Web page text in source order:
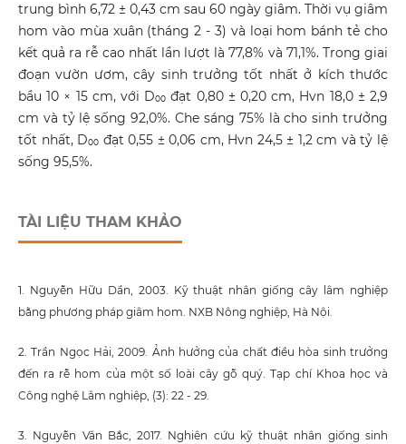
trung bình 6,72 ± 0,43 cm sau 60 ngày giâm. Thời vụ giâm
hom vào mùa xuân (tháng 2 - 3) và loại hom bánh tẻ cho
kết quả ra rễ cao nhất lần lượt là 77,8% và 71,1%. Trong giai
đoạn vườn ươm, cây sinh trưởng tốt nhất ở kích thước
bầu 10 × 15 cm, với D₀₀ đạt 0,80 ± 0,20 cm, Hvn 18,0 ± 2,9
cm và tỷ lệ sống 92,0%. Che sáng 75% là cho sinh trưởng
tốt nhất, D₀₀ đạt 0,55 ± 0,06 cm, Hvn 24,5 ± 1,2 cm và tỷ lệ
sống 95,5%.
TÀI LIỆU THAM KHẢO
1. Nguyễn Hữu Dần, 2003. Kỹ thuật nhân giống cây lâm nghiệp
bằng phương pháp giâm hom. NXB Nông nghiệp, Hà Nội.
2. Trần Ngọc Hải, 2009. Ảnh hưởng của chất điều hòa sinh trưởng
đến ra rễ hom của một số loài cây gỗ quý. Tạp chí Khoa học và
Công nghệ Lâm nghiệp, (3): 22 - 29.
3. Nguyễn Văn Bắc, 2017. Nghiên cứu kỹ thuật nhân giống sinh